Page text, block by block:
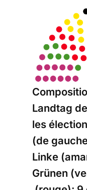
Landtag
les
(de
Linke
Grünen